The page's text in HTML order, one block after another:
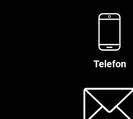
Telefon